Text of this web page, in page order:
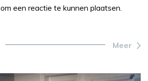
om een reactie te kunnen plaatsen.
Meer